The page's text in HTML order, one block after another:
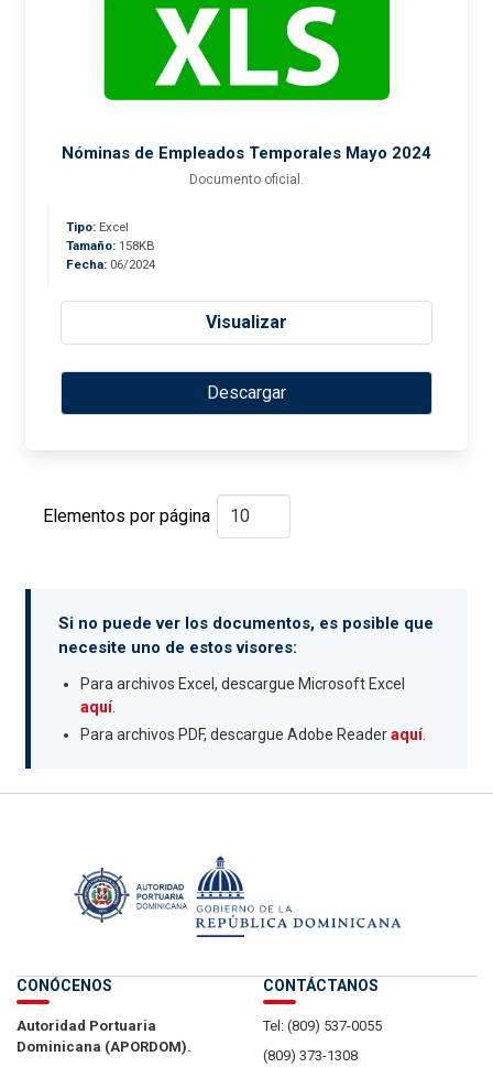
Nóminas de Empleados Temporales Mayo 2024
Documento oficial.
Tipo: Excel
Tamaño: 158KB
Fecha: 06/2024
Visualizar
Descargar
Elementos por página
Si no puede ver los documentos, es posible que
necesite uno de estos visores:
Para archivos Excel, descargue Microsoft Excel
aquí.
Para archivos PDF, descargue Adobe Readeraquí.
CONÓCENOS
Autoridad Portuaria
Dominicana (APORDOM).
CONTÁCTANOS
Tel: (809) 537-0055
(809) 373-1308